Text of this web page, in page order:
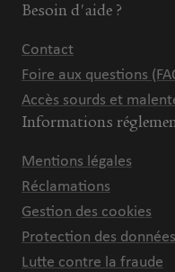
Besoin d'aide ?
Contact
Foire aux questions
Accès sourds et
Informations
Mentions légales
Réclamations
Gestion des cookies
Protection des données
Lutte contre la fraude